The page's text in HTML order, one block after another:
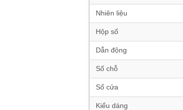
Nhiên liệu
Hộp số
Dẫn động
Số chỗ
Số cửa
Kiểu dáng